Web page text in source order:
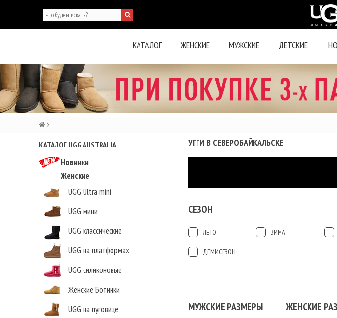
КАТАЛОГ ЖЕНСКИЕ МУЖСКИЕ ДЕТСКИЕ
КАТАЛОГ UGG AUSTRALIA
Новинки
Женские
UGG Ultra mini
UGG мини
UGG классические
UGG на платформах
UGG силиконовые
Женские Ботинки
UGG на пуговице
УГГИ В СЕВЕРОБАЙКАЛЬСКЕ
СЕЗОН
ЛЕТО ЗИМА
ДЕМИСЕЗОН
ЖЕНСКИЕ
МУЖСКИЕ РАЗМЕРЫ